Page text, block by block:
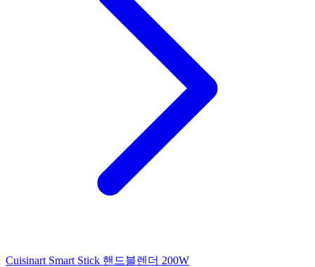
Cuisinart Smart Stick 핸드블렌더 200W